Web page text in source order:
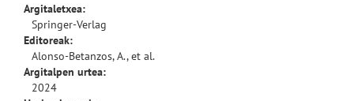
Argitaletxea:
Springer-Verlag
Editoreak:
Alonso-Betanzos, A., et al.
Argitalpen urtea:
2024